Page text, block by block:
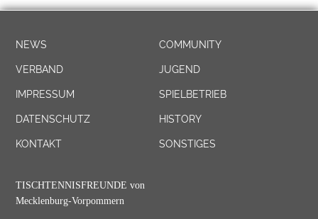
NEWS
VERBAND
IMPRESSUM
DATENSCHUTZ
KONTAKT
COMMUNITY
JUGEND
SPIELBETRIEB
HISTORY
SONSTIGES
TISCHTENNISFREUNDE von
Mecklenburg-Vorpommern